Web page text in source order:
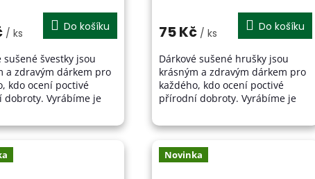
/ ks Do košíku
sušené švestky jsou
a zdravým dárkem pro
kdo ocení poctivé
dobroty. Vyrábíme je
sušením v nich...
je
z
5
hvězdiček.
75 Kč / ks Do košíku
Dárkové sušené hrušky jsou
krásným a zdravým dárkem pro
každého, kdo ocení poctivé
přírodní dobroty. Vyrábíme je
a šetrným sušením v nich...
Novinka